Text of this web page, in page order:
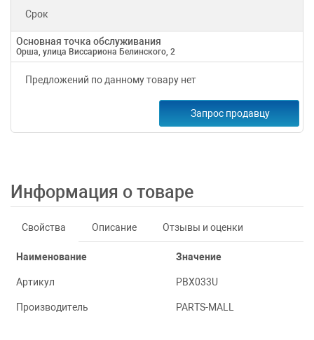
Срок
Основная точка обслуживания
Орша, улица Виссариона Белинского, 2
Предложений по данному товару нет
Запрос продавцу
Информация о товаре
Свойства Описание Отзывы и оценки
Наименование Значение
Артикул PBX033U
Производитель PARTS-MALL